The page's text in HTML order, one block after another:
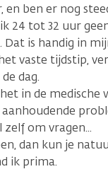
ben er nog
24 tot 32 uur
is handig in
vaste tijdstip,
dag.
in de medische
om vragen...
dan kun je
ik prima.